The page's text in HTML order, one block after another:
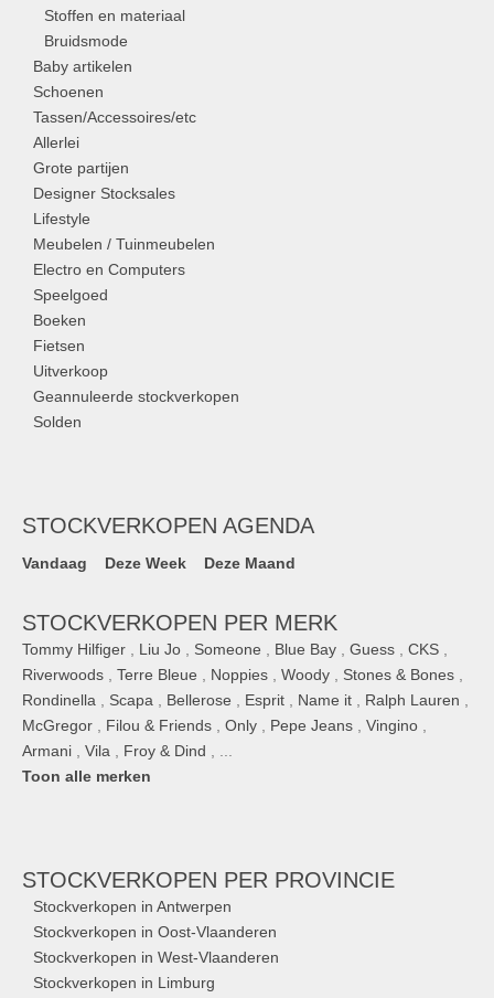
Stoffen en materiaal
Bruidsmode
Baby artikelen
Schoenen
Tassen/Accessoires/etc
Allerlei
Grote partijen
Designer Stocksales
Lifestyle
Meubelen / Tuinmeubelen
Electro en Computers
Speelgoed
Boeken
Fietsen
Uitverkoop
Geannuleerde stockverkopen
Solden
STOCKVERKOPEN AGENDA
Vandaag Deze Week Deze Maand
STOCKVERKOPEN PER MERK
Tommy Hilfiger Liu Jo Someone Blue Bay Guess CKS
Riverwoods
Terre Bleue Noppies Woody Stones & Bones
Rondinella
Scapa Bellerose Esprit Name it Ralph Lauren
McGregor
Filou & Friends Only Pepe Jeans Vingino
Armani
Vila Froy & Dind
Toon alle merken
STOCKVERKOPEN PER PROVINCIE
Stockverkopen in Antwerpen
Stockverkopen in Oost-Vlaanderen
Stockverkopen in West-Vlaanderen
Stockverkopen in Limburg